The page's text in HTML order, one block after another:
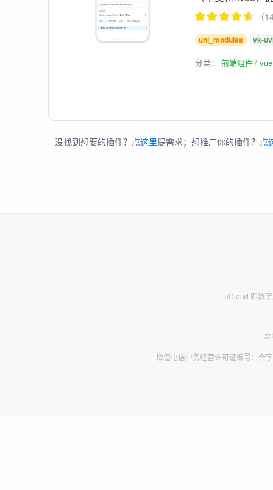
（
uni_modules vk-
分类：前端组件
没找到想要的插件？点这里提需求；想推广你的插件？ 点
DCloud 即数
增值电信业务经营许可证编号：合